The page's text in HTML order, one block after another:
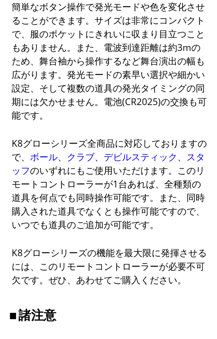
簡単なボタン操作で発光モードや色を変化させ
ることができます。サイズは非常にコンパクト
で、服のポケットにきれいに収まり目立つこと
もありません。また、電波到達距離は約3mの
ため、舞台袖から操作するなど舞台演出の幅も
広がります。発光モードの素早い選択や細かい
設定、そして複数の道具の発光タイミングの同
期には欠かせません。電池(CR2025)の交換も可
能です。
K8グローシリーズ全商品に対応しておりますの
で、 ボール、 クラブ、 デビルスティック 、
スタ
ッフのいずれにもご使用いただけます。このリ
モートコントローラーが1台あれば、全種類の
道具を何点でも同時操作可能です。また、同時
購入された道具でなくとも操作可能ですので、
いつでも道具のご追加が可能です。
K8グローシリーズの機能を最大限に発揮させる
には、このリモートコントローラーが必要不可
欠です。ぜひ、あわせてご購入ください。
諸注意